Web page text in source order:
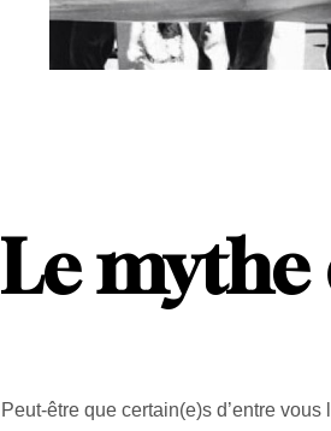
Le
Peut-être que certain(e)s d’entre